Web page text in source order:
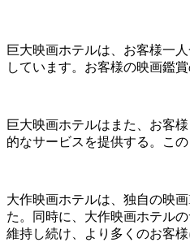
巨大映画ホテルは、お客様一
しています。お客様の映画鑑
巨大映画ホテルはまた、お客
的なサービスを提供する。こ
大作映画ホテルは、独自の映
た。同時に、大作映画ホテル
維持し続け、より多くのお客